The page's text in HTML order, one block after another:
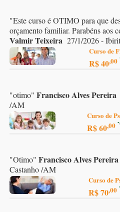
"Este curso é OTIMO para que
orçamento familiar. Parabéns aos
Valmir Teixeira 27/1/2026 -
Curso de
R$ 40,00
"otimo" Francisco Alves Pereira
/AM
Curso de
R$ 60,00
"Otimo" Francisco Alves Pereira
Castanho /AM
Curso de
R$ 70,00